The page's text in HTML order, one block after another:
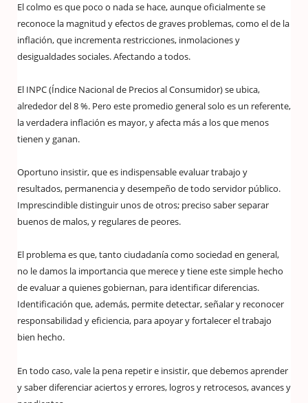
El colmo es que poco o nada se hace, aunque oficialmente se
reconoce la magnitud y efectos de graves problemas, como el de la
inflación, que incrementa restricciones, inmolaciones y
desigualdades sociales. Afectando a todos.
El INPC (Índice Nacional de Precios al Consumidor) se ubica,
alrededor del 8 %. Pero este promedio general solo es un referente,
la verdadera inflación es mayor, y afecta más a los que menos
tienen y ganan.
Oportuno insistir, que es indispensable evaluar trabajo y
resultados, permanencia y desempeño de todo servidor público.
Imprescindible distinguir unos de otros; preciso saber separar
buenos de malos, y regulares de peores.
El problema es que, tanto ciudadanía como sociedad en general,
no le damos la importancia que merece y tiene este simple hecho
de evaluar a quienes gobiernan, para identificar diferencias.
Identificación que, además, permite detectar, señalar y reconocer
responsabilidad y eficiencia, para apoyar y fortalecer el trabajo
bien hecho.
En todo caso, vale la pena repetir e insistir, que debemos aprender
y saber diferenciar aciertos y errores, logros y retrocesos, avances y